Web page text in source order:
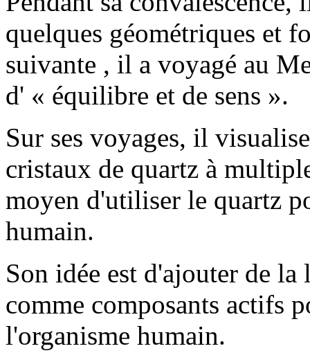
quelques géométriques et
suivante , il a voyagé au
d' « équilibre et de sens ».
Sur ses voyages, il
cristaux de quartz à
moyen d'utiliser le quartz
humain.
Son idée est d'ajouter de
comme composants actifs
l'organisme humain.